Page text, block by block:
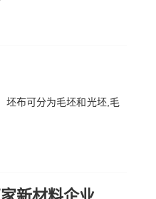
坯布可分为毛坯和光坯,毛